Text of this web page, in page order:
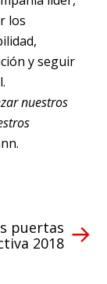
los
y seguir
nuestros
puertas
2018